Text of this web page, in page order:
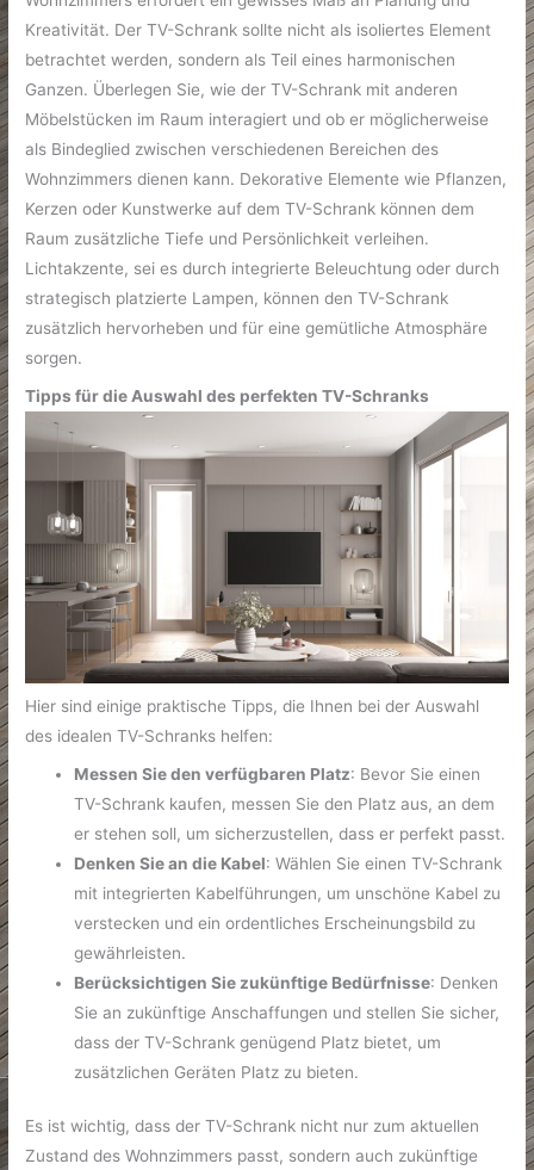
Kreativität. Der TV-Schrank sollte nicht als isoliertes Element
betrachtet werden, sondern als Teil eines harmonischen
Ganzen. Überlegen Sie, wie der TV-Schrank mit anderen
Möbelstücken im Raum interagiert und ob er möglicherweise
als Bindeglied zwischen verschiedenen Bereichen des
Wohnzimmers dienen kann. Dekorative Elemente wie Pflanzen,
Kerzen oder Kunstwerke auf dem TV-Schrank können dem
Raum zusätzliche Tiefe und Persönlichkeit verleihen.
Lichtakzente, sei es durch integrierte Beleuchtung oder durch
strategisch platzierte Lampen, können den TV-Schrank
zusätzlich hervorheben und für eine gemütliche Atmosphäre
sorgen.
Tipps für die Auswahl des perfekten TV-Schranks
Hier sind einige praktische Tipps, die Ihnen bei der Auswahl
des idealen TV-Schranks helfen:
Messen Sie den verfügbaren Platz: Bevor Sie einen
TV-Schrank kaufen, messen Sie den Platz aus, an dem
er stehen soll, um sicherzustellen, dass er perfekt passt.
Denken Sie an die Kabel: Wählen Sie einen TV-Schrank
mit integrierten Kabelführungen, um unschöne Kabel zu
verstecken und ein ordentliches Erscheinungsbild zu
gewährleisten.
Berücksichtigen Sie zukünftige Bedürfnisse: Denken
Sie an zukünftige Anschaffungen und stellen Sie sicher,
dass der TV-Schrank genügend Platz bietet, um
zusätzlichen Geräten Platz zu bieten.
Es ist wichtig, dass der TV-Schrank nicht nur zum aktuellen
Zustand des Wohnzimmers passt, sondern auch zukünftige